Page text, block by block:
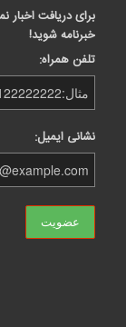
برای دریافت اخبار
خبرنامه شوید!
تلفن همراه:
نشانی ایمیل: